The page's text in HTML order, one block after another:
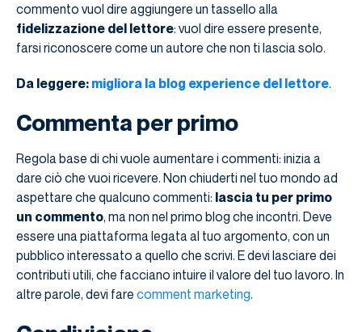
commento vuol dire aggiungere un tassello alla
fidelizzazione del lettore: vuol dire essere presente,
farsi riconoscere come un autore che non ti lascia solo.
Da leggere: migliora la blog experience del lettore.
Commenta per primo
Regola base di chi vuole aumentare i commenti: inizia a
dare ciò che vuoi ricevere. Non chiuderti nel tuo mondo ad
aspettare che qualcuno commenti: lascia tu per primo
un commento, ma non nel primo blog che incontri. Deve
essere una piattaforma legata al tuo argomento, con un
pubblico interessato a quello che scrivi. E devi lasciare dei
contributi utili, che facciano intuire il valore del tuo lavoro. In
altre parole, devi fare comment marketing.